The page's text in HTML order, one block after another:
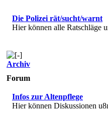
Die Polizei rät/sucht/warnt
Hier können alle Ratschläge
Archiv
Forum
Infos zur Altenpflege
Hier können Diskussionen